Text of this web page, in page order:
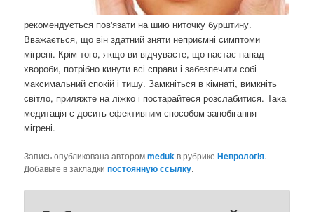
рекомендується пов'язати на шию ниточку бурштину.
Вважається, що він здатний зняти неприємні симптоми
мігрені. Крім того, якщо ви відчуваєте, що настає напад
хвороби, потрібно кинути всі справи і забезпечити собі
максимальний спокій і тишу. Замкніться в кімнаті, вимкніть
світло, приляжте на ліжко і постарайтеся розслабитися. Така
медитація є досить ефективним способом запобігання
мігрені.
Запись опубликована авторомmedukв рубрикеНеврологія.
Добавьте в закладкипостоянную ссылку.